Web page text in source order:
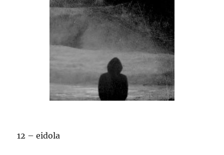
12 – eidola